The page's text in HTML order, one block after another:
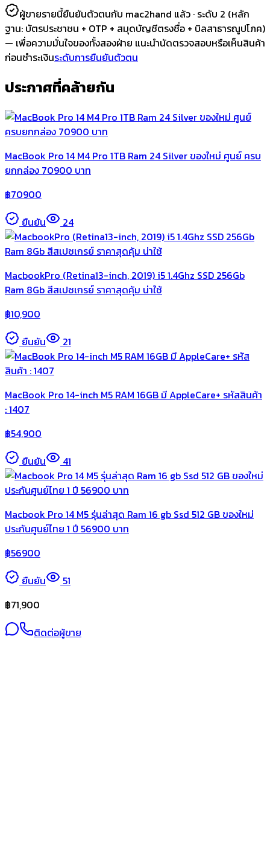
ผู้ขายรายนี้ยืนยันตัวตนกับ mac2hand แล้ว · ระดับ 2 (หลัก
ฐาน: บัตรประชาชน + OTP + สมุดบัญชีตรงชื่อ + บิลสาธารณูปโภค)
— เพื่อความมั่นใจของทั้งสองฝ่าย แนะนำนัดตรวจสอบหรือเห็นสินค้า
ก่อนชำระเงินระดับการยืนยันตัวตน
ประกาศที่คล้ายกัน
MacBook Pro 14 M4 Pro 1TB Ram 24 Silver ของใหม่ ศูนย์ ครบ
ยกกล่อง 70900 บาท
฿70900
ยืนยัน
24
MacbookPro (Retina13-inch, 2019) i5 1.4Ghz SSD 256Gb
Ram 8Gb สีสเปซเกรย์ ราคาสุดคุ้ม น่าใช้
฿10,900
ยืนยัน
21
MacBook Pro 14-inch M5 RAM 16GB มี AppleCare+ รหัสสินค้า
: 1407
฿54,900
ยืนยัน
41
Macbook Pro 14 M5 รุ่นล่าสุด Ram 16 gb Ssd 512 GB ของใหม่
ประกันศูนย์ไทย 1 ปี 56900 บาท
฿56900
ยืนยัน
51
฿71,900
ติดต่อผู้ขาย